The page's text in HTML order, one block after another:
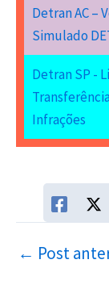
Detran AC –
Simulado
Detran SP -
Infrações
← Post